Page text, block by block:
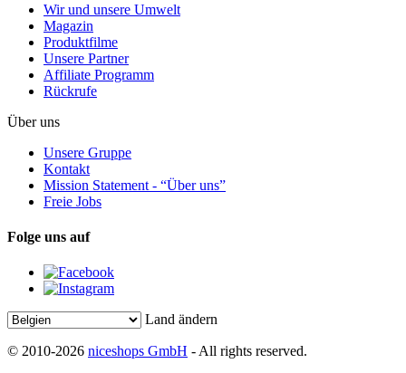
Wir und unsere Umwelt
Magazin
Produktfilme
Unsere Partner
Affiliate Programm
Rückrufe
Über uns
Unsere Gruppe
Kontakt
Mission Statement - “Über uns”
Freie Jobs
Folge uns auf
Land ändern
© 2010-2026 niceshops GmbH - All rights reserved.